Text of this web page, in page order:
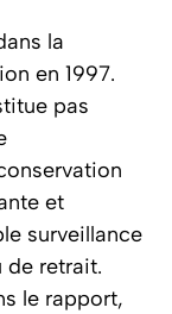
la
en 1997.
pas
et
surveillance
de retrait.
le rapport,